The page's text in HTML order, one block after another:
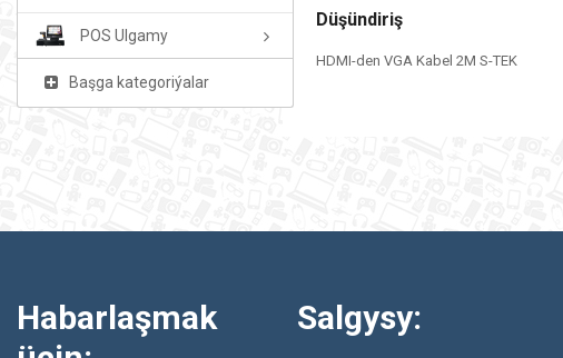
POS Ulgamy
Başga kategoriýalar
Düşündiriş
HDMI-den VGA Kabel 2M S-TEK
Habarlaşmak
Salgysy: